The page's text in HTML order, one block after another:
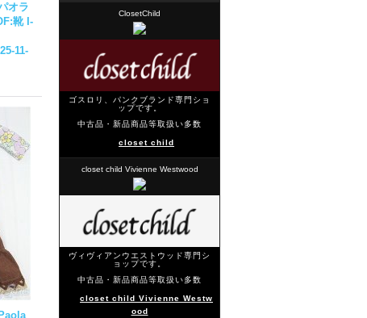
オラ
靴 I-
11-
ClosetChild
ゴスロリ、パンクブランド専門ショ
ップです。
中古品・新品商品等取扱い多数
closet child
closet child Vivienne Westwood
ヴィヴィアンウエストウッド専門シ
ョップです。
中古品・新品商品等取扱い多数
closet child Vivienne Westw
ood